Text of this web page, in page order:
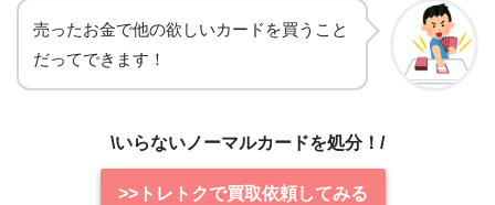
売ったお金で他の欲しいカードを買うこと
だってできます！
\いらないノーマルカードを処分！/
>>トレトクで買取依頼してみる